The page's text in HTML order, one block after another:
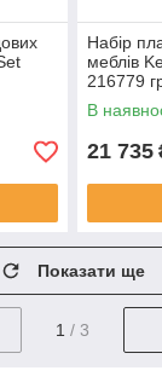
Набір
меблів
216779
В
21 735
Показати ще
1 / 3